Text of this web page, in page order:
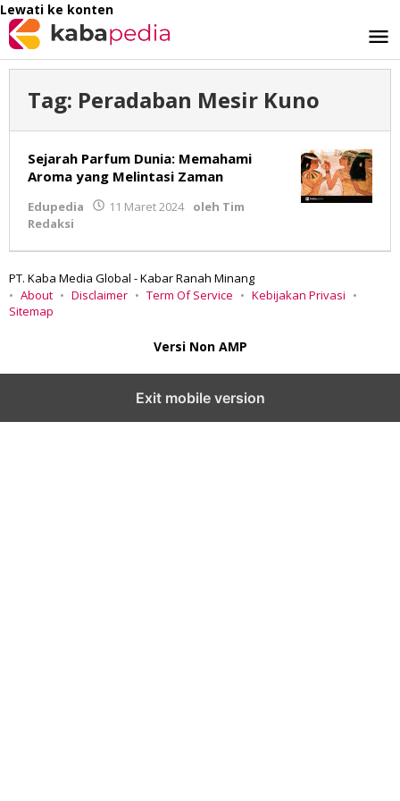
Lewati ke konten
Tag: Peradaban Mesir Kuno
Sejarah Parfum Dunia: Memahami
Aroma yang Melintasi Zaman
Edupedia 11 Maret 2024 oleh Tim
Redaksi
PT. Kaba Media Global - Kabar Ranah Minang
About
Disclaimer Term Of Service
Kebijakan Privasi
Sitemap
Versi Non AMP
Exit mobile version